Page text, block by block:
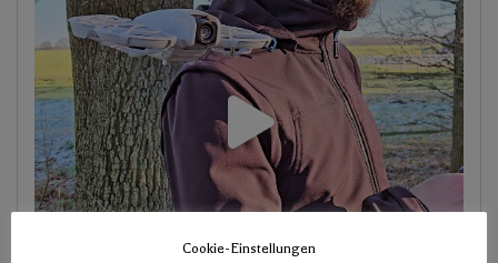
Cookie-Einstellungen